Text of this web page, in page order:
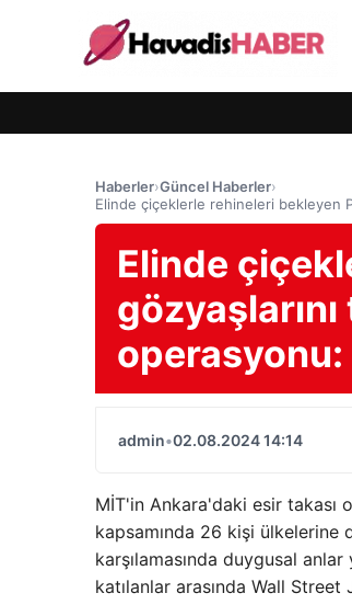
Haberler›Güncel Haberler›
Elinde çiçeklerle rehineleri bekleyen
Elinde
admin•02.08.2024 14:14
MİT'in Ankara'daki esir takası
kapsamında 26 kişi ülkelerine
karşılamasında duygusal
katılanlar arasında Wall